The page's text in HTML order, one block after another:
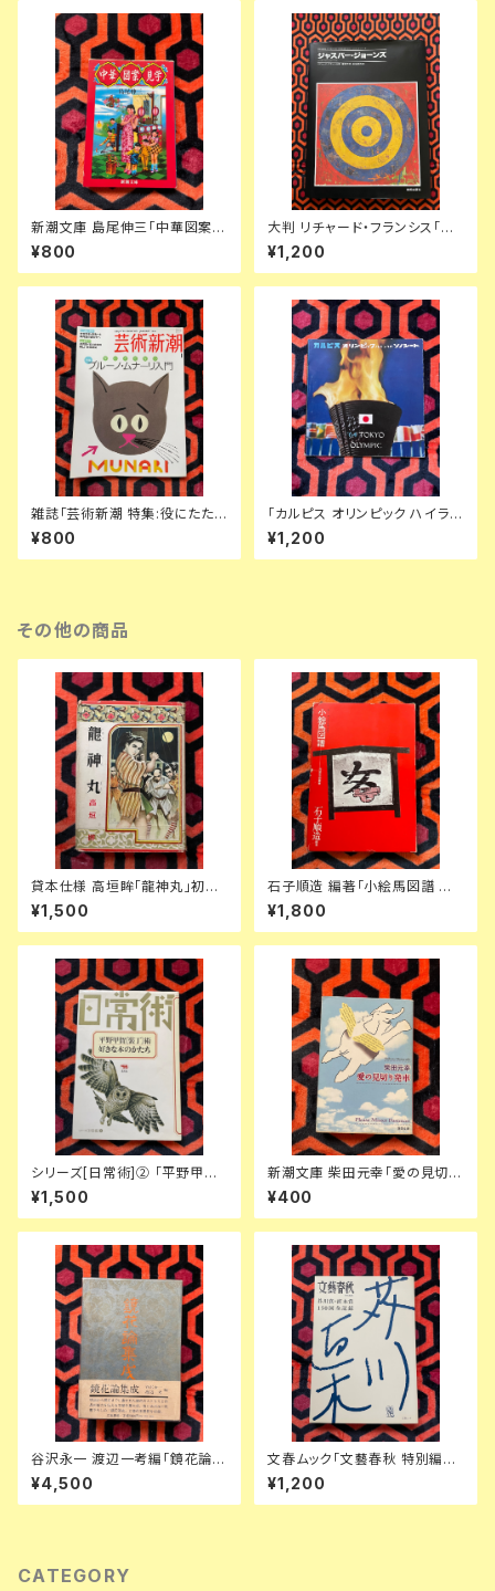
新潮文庫 島尾伸三「中華図案見
学」初版 文庫オリジナル 潮田登
久子 しまおまほ
¥800
大判 リチャード・フランシス「ジ
ャスパー・ジョーンズ」東野芳明・
岩佐鉄男訳 初版 美術出版社 モ
ダン マスターズ シリーズ
¥1,200
雑誌「芸術新潮 特集:役にたた
ない ブルーノ・ムナーリ入門」 デ
ザイン絵本 玉村方久斗 ティッシ
ー 新潮社
¥800
「カルピス オリンピック ハイライ
ト ソノシート」 東京オリンピック
5枚組 販促ノベルティ
¥1,200
その他の商品
貸本仕様 高垣眸「龍神丸」初版
挿絵:伊藤幾久造 ポプラ社 少年
倶楽部
¥1,500
石子順造 編著「小絵馬図譜 封
じこめられた民衆の祈り」函入り
装幀:浅井努 芳賀書店 キッチュ
¥1,800
シリーズ[日常術]② 「平野甲賀
[装丁]術・好きな本のかたち」晶
文社
¥1,500
新潮文庫 柴田元幸「愛の見切り
発車」初版 解説:盛田隆二
¥400
谷沢永一 渡辺一考編「鏡花論集
成」初版 函入り 帯付き 装釘:前
川直 立風書房 三島由紀夫 澁澤
龍彦 鏑木清方
¥4,500
文春ムック「文藝春秋 特別編集:
芥川賞・直木賞150回全記録」初
版 菊池寛
¥1,200
CATEGORY